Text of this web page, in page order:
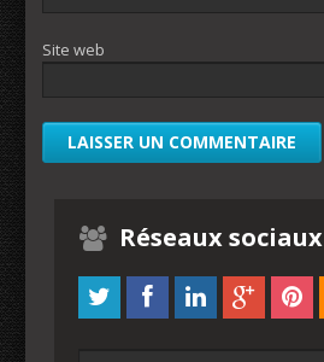
Site web
Réseaux sociaux